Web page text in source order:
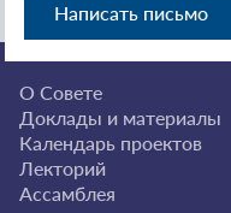
Написать письмо
О Совете
Доклады и материалы
Календарь проектов
Лекторий
Ассамблея